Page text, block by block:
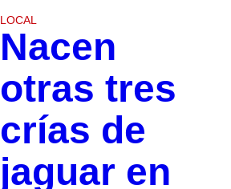
LOCAL
Nacen
otras tres
crías de
jaguar en